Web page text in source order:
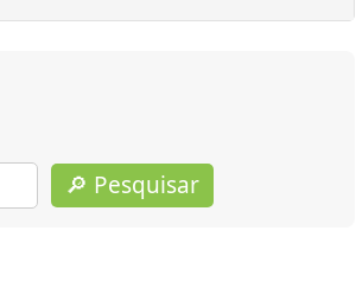
🔎 Pesquisar